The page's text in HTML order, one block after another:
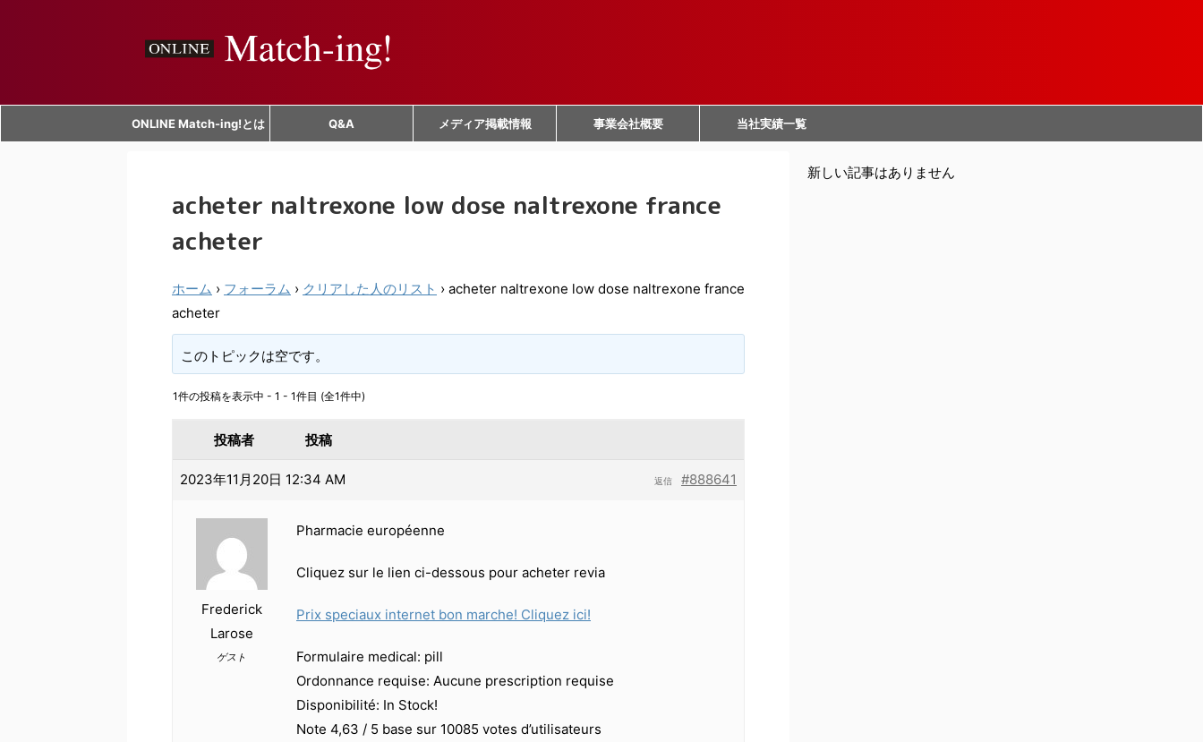
ONLINE Match-ing!とは Q&A メディア掲載情報 事業会社概要 当社実績一覧
acheter naltrexone low dose naltrexone france
acheter
ホーム › フォーラム › クリアした人のリスト › acheter naltrexone low dose naltrexone france
acheter
このトピックは空です。
1件の投稿を表示中 - 1 - 1件目 (全1件中)
投稿者 投稿
2023年11月20日 12:34 AM #888641
返信
Frederick
Larose
ゲスト
Pharmacie européenne
Cliquez sur le lien ci-dessous pour acheter revia
Prix speciaux internet bon marche! Cliquez ici!
Formulaire medical: pill
Ordonnance requise: Aucune prescription requise
Disponibilité: In Stock!
Note 4,63 / 5 base sur 10085 votes d’utilisateurs
新しい記事はありません